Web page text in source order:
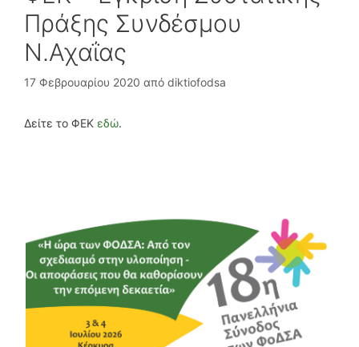
Πράξης Συνδέσμου
Ν.Αχαΐας
17 Φεβρουαρίου 2020 από diktiofodsa
Δείτε το ΦΕΚ εδώ.